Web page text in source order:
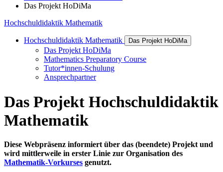
Das Projekt HoDiMa
Hochschuldidaktik Mathematik
Hochschuldidaktik Mathematik Das Projekt HoDiMa
Das Projekt HoDiMa
Mathematics Preparatory Course
Tutor*innen-Schulung
Ansprechpartner
Das Pro­jekt Hochschul­didak­tik
Math­e­matik
Diese Webpräsenz informiert über das (beendete) Projekt und
wird mittlerweile in erster Linie zur Organisation des
Mathematik-Vorkurses genutzt.